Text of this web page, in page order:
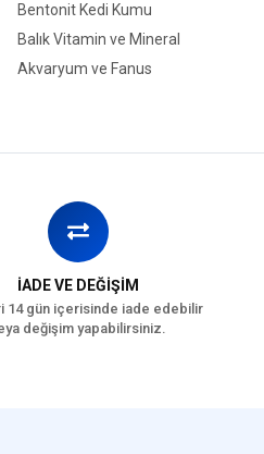
Bentonit Kedi Kumu
Balık Vitamin ve Mineral
Akvaryum ve Fanus
İADE VE DEĞİŞİM
14 gün içerisinde iade edebilir
değişim yapabilirsiniz.